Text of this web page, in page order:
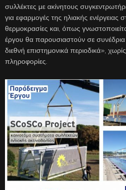
συλλέκτες με ακίνητους
για εφαρμογές της ηλιακής ενέργειας
θερμοκρασίες και, όπως
έργου θα παρουσιαστούν σε
διεθνή επιστημονικά περιοδικά»,
πληροφορίες.